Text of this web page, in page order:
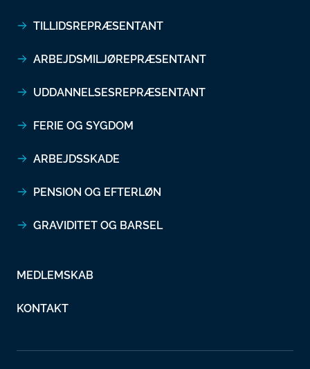
TILLIDSREPRÆSENTANT
ARBEJDSMILJØREPRÆSENTANT
UDDANNELSESREPRÆSENTANT
FERIE OG SYGDOM
ARBEJDSSKADE
PENSION OG EFTERLØN
GRAVIDITET OG BARSEL
MEDLEMSKAB
KONTAKT